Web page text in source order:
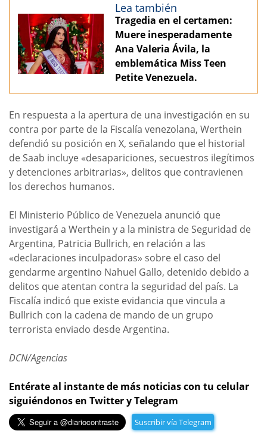
Lea también
Tragedia en el certamen:
Muere inesperadamente
Ana Valeria Ávila, la
emblemática Miss Teen
Petite Venezuela.
En respuesta a la apertura de una investigación en su
contra por parte de la Fiscalía venezolana, Werthein
defendió su posición en X, señalando que el historial
de Saab incluye «desapariciones, secuestros ilegítimos
y detenciones arbitrarias», delitos que contravienen
los derechos humanos.
El Ministerio Público de Venezuela anunció que
investigará a Werthein y a la ministra de Seguridad de
Argentina, Patricia Bullrich, en relación a las
«declaraciones inculpadoras» sobre el caso del
gendarme argentino Nahuel Gallo, detenido debido a
delitos que atentan contra la seguridad del país. La
Fiscalía indicó que existe evidancia que vincula a
Bullrich con la cadena de mando de un grupo
terrorista enviado desde Argentina.
DCN/Agencias
Entérate al instante de más noticias con tu celular
siguiéndonos en Twitter y Telegram
Suscribir vía Telegram